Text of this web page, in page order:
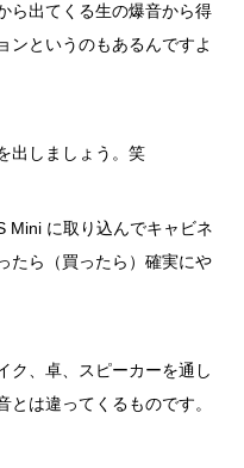
ら出てくる生の爆音から得
ンというのもあるんですよ
出しましょう。笑
Mini に取り込んでキャビネ
たら（買ったら）確実にや
ク、卓、スピーカーを通し
は違ってくるものです。